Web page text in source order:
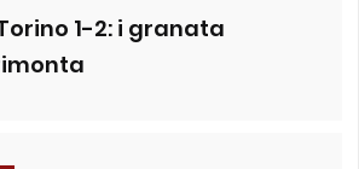
1-2: i granata